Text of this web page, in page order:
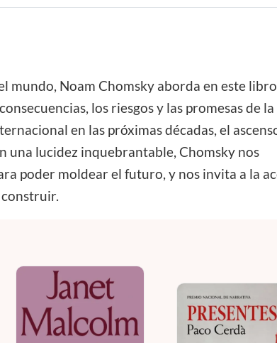
mundo, Noam Chomsky aborda en este
los riesgos y las promesas de la
en las próximas décadas, el
una lucidez inquebrantable, Chomsky nos
poder moldear el futuro, y nos invita a la